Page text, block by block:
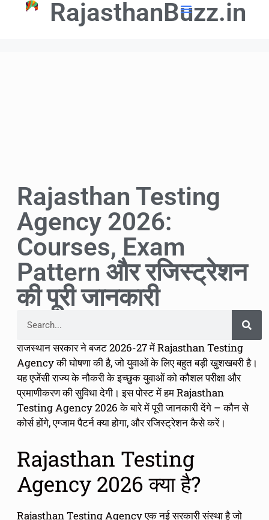
RajasthanBuzz.in
Rajasthan Testing
Agency 2026:
Courses, Exam
Pattern और रजिस्ट्रेशन
की पूरी जानकारी
राजस्थान सरकार ने बजट 2026-27 में Rajasthan Testing
Agency की घोषणा की है, जो युवाओं के लिए बहुत बड़ी खुशखबरी है।
यह एजेंसी राज्य के नौकरी के इच्छुक युवाओं को कौशल परीक्षा और
प्रमाणीकरण की सुविधा देगी। इस पोस्ट में हम Rajasthan
Testing Agency 2026 के बारे में पूरी जानकारी देंगे – कौन से
कोर्स होंगे, एग्जाम पैटर्न क्या होगा, और रजिस्ट्रेशन कैसे करें।
Rajasthan Testing
Agency 2026 क्या है?
Rajasthan Testing Agency एक नई सरकारी संस्था है जो